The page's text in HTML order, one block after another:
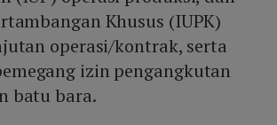
Khusus (IUPK)
operasi/kontrak, serta
izin pengangkutan
batu bara.